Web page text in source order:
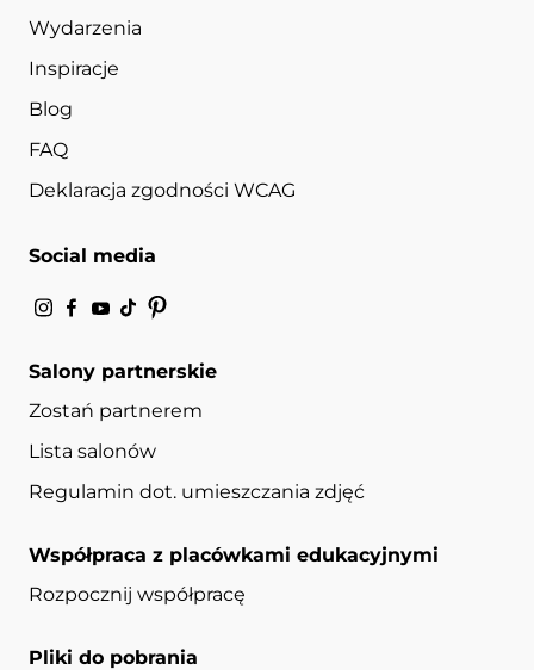
Wydarzenia
Inspiracje
Blog
FAQ
Deklaracja zgodności WCAG
Social media
Salony partnerskie
Zostań partnerem
Lista salonów
Regulamin dot. umieszczania zdjęć
Współpraca z placówkami edukacyjnymi
Rozpocznij współpracę
Pliki do pobrania